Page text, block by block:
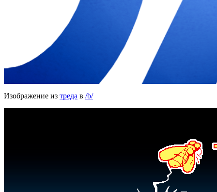
Изображение из треда в /b/